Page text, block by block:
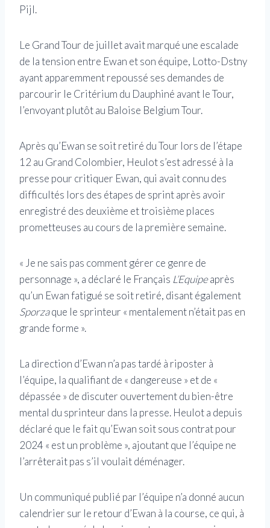
Pijl.
Le Grand Tour de juillet avait marqué une escalade
de la tension entre Ewan et son équipe, Lotto-Dstny
ayant apparemment repoussé ses demandes de
parcourir le Critérium du Dauphiné avant le Tour,
l’envoyant plutôt au Baloise Belgium Tour.
Après qu’Ewan se soit retiré du Tour lors de l’étape
12 au Grand Colombier, Heulot s’est adressé à la
presse pour critiquer Ewan, qui avait connu des
difficultés lors des étapes de sprint après avoir
enregistré des deuxième et troisième places
prometteuses au cours de la première semaine.
« Je ne sais pas comment gérer ce genre de
personnage », a déclaré le Français L’Equipeaprès
qu’un Ewan fatigué se soit retiré, disant également
Sporzaque le sprinteur « mentalement n’était pas en
grande forme ».
La direction d’Ewan n’a pas tardé à riposter à
l’équipe, la qualifiant de « dangereuse » et de «
dépassée » de discuter ouvertement du bien-être
mental du sprinteur dans la presse. Heulot a depuis
déclaré que le fait qu’Ewan soit sous contrat pour
2024 « est un problème », ajoutant que l’équipe ne
l’arrêterait pas s’il voulait déménager.
Un communiqué publié par l’équipe n’a donné aucun
calendrier sur le retour d’Ewan à la course, ce qui, à